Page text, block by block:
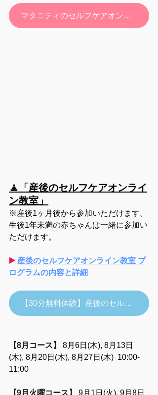
マタニティのセルフケアオンライン教室 お申し込みフォーム
🧘「産後のセルフケアオンライ
ン教室」
※産後1ヶ月後から参加いただけます。
生後1年未満の赤ちゃんは一緒に参加い
ただけます。
▶️ 産後のセルフケアオンライン教室 プ
ログラムの内容と詳細
【30分無料体験】産後のセルフケアオンライン教室の詳細・お申し込み
【8月コース】 8月6日(木), 8月13日
(木), 8月20日(木), 8月27日(木)  10:00-
11:00
【9月火曜コース】 9月1日(火), 9月8日